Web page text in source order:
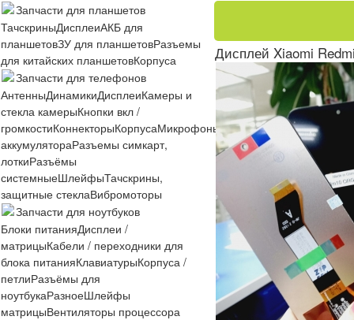
Запчасти для планшетов
ТачскриныДисплеиАКБ для
планшетовЗУ для планшетовРазъемы
для китайских планшетовКорпуса
Запчасти для телефонов
АнтенныДинамикиДисплеиКамеры и
стекла камерыКнопки вкл /
громкостиКоннекторыКорпусаМикрофоныМикросхемы Платы
аккумулятораРазъемы симкарт,
лоткиРазъёмы
системныеШлейфыТачскрины,
защитные стеклаВибромоторы
Запчасти для ноутбуков
Блоки питанияДисплеи /
матрицыКабели / переходники для
блока питанияКлавиатурыКорпуса /
петлиРазъёмы для
ноутбукаРазноеШлейфы
матрицыВентиляторы процессора
Дисплей Xiaomi